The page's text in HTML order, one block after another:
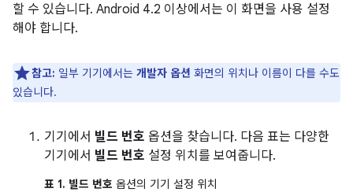
할 수 있습니다. Android 4.2 이상에서는 이 화면을 사용 설정
해야 합니다.
참고: 일부 기기에서는 개발자 옵션 화면의 위치나 이름이 다를 수도
있습니다.
기기에서 빌드 번호 옵션을 찾습니다. 다음 표는 다양한
기기에서 빌드 번호 설정 위치를 보여줍니다.
표 1. 빌드 번호 옵션의 기기 설정 위치